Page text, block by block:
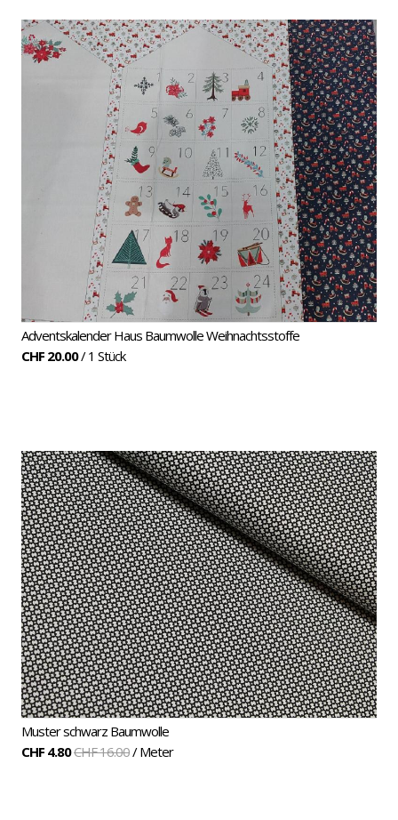
Adventskalender Haus Baumwolle Weihnachtsstoffe
CHF 20.00/ 1 Stück
Muster schwarz Baumwolle
CHF 4.80CHF 16.00/ Meter